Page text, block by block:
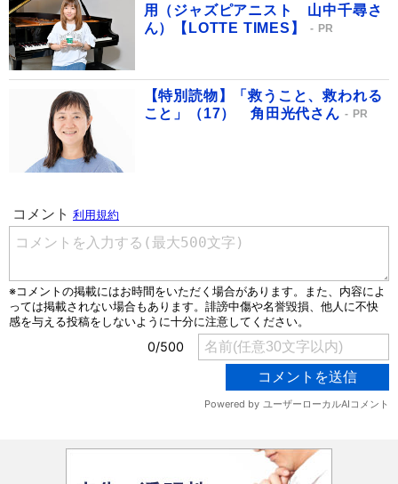
用（ジャズピアニスト 山中千尋さ
ん）【LOTTE TIMES】
PR
【特別読物】「救うこと、救われる
こと」（17） 角田光代さん
PR